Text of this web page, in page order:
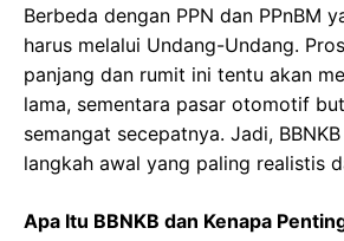
Berbeda dengan PPN dan PPnBM
harus melalui Undang-Undang.
panjang dan rumit ini tentu akan
lama, sementara pasar otomotif
semangat secepatnya. Jadi,
langkah awal yang paling realistis
Apa Itu BBNKB dan Kenapa